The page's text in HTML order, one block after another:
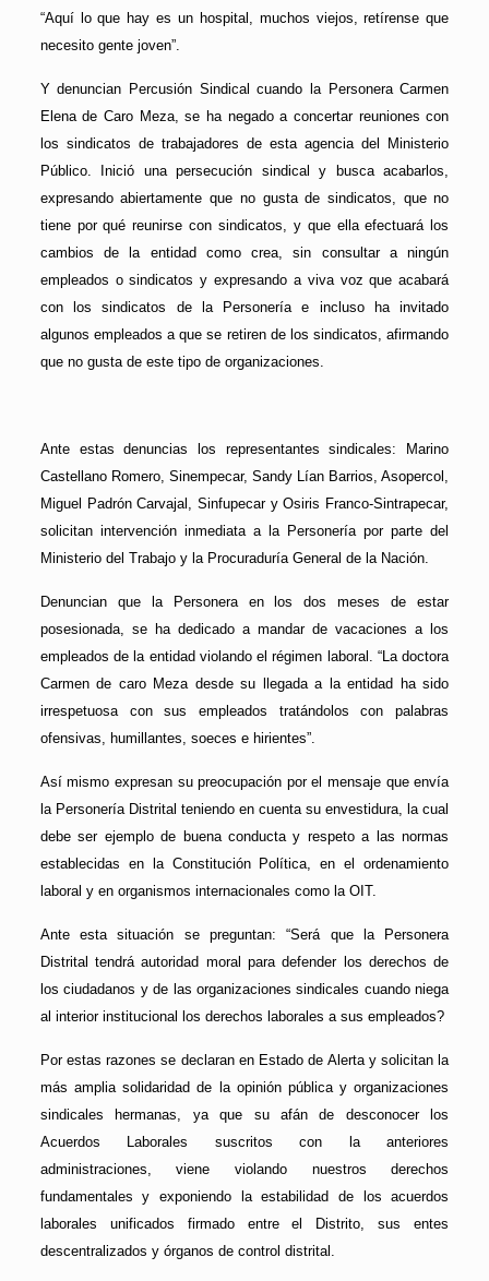
“Aquí lo que hay es un hospital, muchos viejos, retírense que
necesito gente joven”.
Y denuncian Percusión Sindical cuando la Personera Carmen
Elena de Caro Meza, se ha negado a concertar reuniones con
los sindicatos de trabajadores de esta agencia del Ministerio
Público. Inició una persecución sindical y busca acabarlos,
expresando abiertamente que no gusta de sindicatos, que no
tiene por qué reunirse con sindicatos, y que ella efectuará los
cambios de la entidad como crea, sin consultar a ningún
empleados o sindicatos y expresando a viva voz que acabará
con los sindicatos de la Personería e incluso ha invitado
algunos empleados a que se retiren de los sindicatos, afirmando
que no gusta de este tipo de organizaciones.
Ante estas denuncias los representantes sindicales: Marino
Castellano Romero, Sinempecar, Sandy Lían Barrios, Asopercol,
Miguel Padrón Carvajal, Sinfupecar y Osiris Franco-Sintrapecar,
solicitan intervención inmediata a la Personería por parte del
Ministerio del Trabajo y la Procuraduría General de la Nación.
Denuncian que la Personera en los dos meses de estar
posesionada, se ha dedicado a mandar de vacaciones a los
empleados de la entidad violando el régimen laboral. “La doctora
Carmen de caro Meza desde su llegada a la entidad ha sido
irrespetuosa con sus empleados tratándolos con palabras
ofensivas, humillantes, soeces e hirientes”.
Así mismo expresan su preocupación por el mensaje que envía
la Personería Distrital teniendo en cuenta su envestidura, la cual
debe ser ejemplo de buena conducta y respeto a las normas
establecidas en la Constitución Política, en el ordenamiento
laboral y en organismos internacionales como la OIT.
Ante esta situación se preguntan: “Será que la Personera
Distrital tendrá autoridad moral para defender los derechos de
los ciudadanos y de las organizaciones sindicales cuando niega
al interior institucional los derechos laborales a sus empleados?
Por estas razones se declaran en Estado de Alerta y solicitan la
más amplia solidaridad de la opinión pública y organizaciones
sindicales hermanas, ya que su afán de desconocer los
Acuerdos Laborales suscritos con la anteriores
administraciones, viene violando nuestros derechos
fundamentales y exponiendo la estabilidad de los acuerdos
laborales unificados firmado entre el Distrito, sus entes
descentralizados y órganos de control distrital.